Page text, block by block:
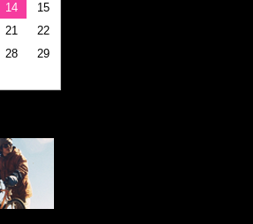
14
15
21
22
28
29